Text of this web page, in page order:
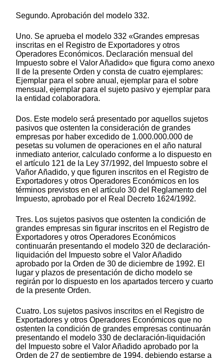
Segundo. Aprobación del modelo 332.
Uno. Se aprueba el modelo 332 «Grandes empresas
inscritas en el Registro de Exportadores y otros
Operadores Económicos. Declaración mensual del
Impuesto sobre el Valor Añadido» que figura como anexo
II de la presente Orden y consta de cuatro ejemplares:
Ejemplar para el sobre anual, ejemplar para el sobre
mensual, ejemplar para el sujeto pasivo y ejemplar para
la entidad colaboradora.
Dos. Este modelo será presentado por aquellos sujetos
pasivos que ostenten la consideración de grandes
empresas por haber excedido de 1.000.000.000 de
pesetas su volumen de operaciones en el año natural
inmediato anterior, calculado conforme a lo dispuesto en
el artículo 121 de la Ley 37/1992, del Impuesto sobre el
Vañor Añadido, y que figuren inscritos en el Registro de
Exportadores y otros Operadores Económicos en los
términos previstos en el artículo 30 del Reglamento del
Impuesto, aprobado por el Real Decreto 1624/1992.
Tres. Los sujetos pasivos que ostenten la condición de
grandes empresas sin figurar inscritos en el Registro de
Exportadores y otros Operadores Económicos
continuarán presentando el modelo 320 de declaración-
liquidación del Impuesto sobre el Valor Añadido
aprobado por la Orden de 30 de diciembre de 1992. El
lugar y plazos de presentación de dicho modelo se
regirán por lo dispuesto en los apartados tercero y cuarto
de la presente Orden.
Cuatro. Los sujetos pasivos inscritos en el Registro de
Exportadores y otros Operadores Económicos que no
ostenten la condición de grandes empresas continuarán
presentando el modelo 330 de declaración-liquidación
del Impuesto sobre el Valor Añadido aprobado por la
Orden de 27 de septiembre de 1994, debiendo estarse a